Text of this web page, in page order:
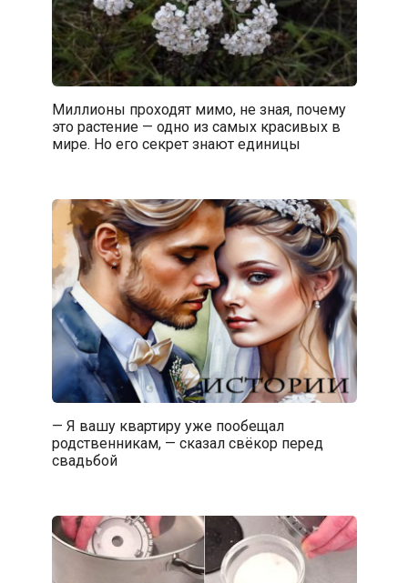
Миллионы проходят мимо, не зная, почему
это растение — одно из самых красивых в
мире. Но его секрет знают единицы
— Я вашу квартиру уже пообещал
родственникам, — сказал свёкор перед
свадьбой